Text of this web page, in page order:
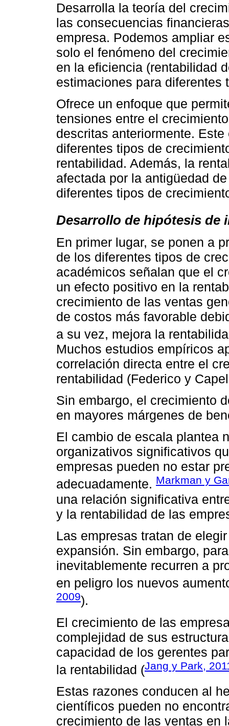
Desarrolla la teoría del
las consecuencias
empresa. Podemos ampliar
solo el fenómeno del
en la eficiencia (rentabilidad
estimaciones para diferentes
Ofrece un enfoque que
tensiones entre el
descritas anteriormente.
diferentes tipos de
rentabilidad. Además, la
afectada por la antigüedad
diferentes tipos de
Desarrollo de hipótesis de
En primer lugar, se ponen a
de los diferentes tipos de
académicos señalan que el
un efecto positivo en la
crecimiento de las ventas
de costos más favorable
a su vez, mejora la
Muchos estudios empíricos
correlación directa entre el
rentabilidad (Federico y
Sin embargo, el crecimiento
en mayores márgenes de
El cambio de escala plantea
organizativos significativos
empresas pueden no estar
adecuadamente. Markman y
una relación significativa
y la rentabilidad de las
Las empresas tratan de
expansión. Sin embargo,
inevitablemente recurren a
en peligro los nuevos
2009).
El crecimiento de las
complejidad de sus
capacidad de los gerentes
la rentabilidad (Jang y Park,
Estas razones conducen al
científicos pueden no
crecimiento de las ventas en